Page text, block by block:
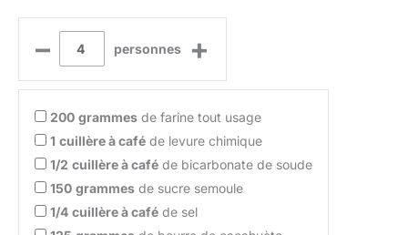
– personnes +
200 grammes de farine tout usage
1 cuillère à café de levure chimique
1/2 cuillère à café de bicarbonate de soude
150 grammes de sucre semoule
1/4 cuillère à café de sel